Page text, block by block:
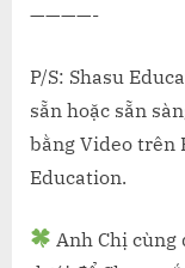
————-
P/S: Shasu
sẵn hoặc sẵn
bằng Video trên
Education.
Anh Chị